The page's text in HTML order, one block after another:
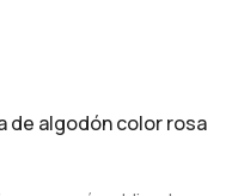
de algodón color rosa